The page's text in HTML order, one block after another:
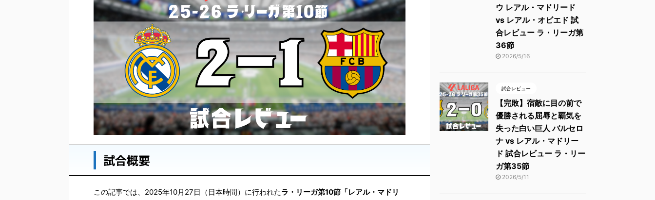
試合概要
この記事では、2025年10月27日（日本時間）に行われたラ・リーガ第10節「レアル・マドリ
ウ レアル・マドリード
vs レアル・オビエド 試
合レビュー ラ・リーガ第
36節
2026/5/16
試合レビュー
【完敗】宿敵に目の前で
優勝される屈辱と覇気を
失った白い巨人 バルセロ
ナ vs レアル・マドリー
ド 試合レビュー ラ・リー
ガ第35節
2026/5/11